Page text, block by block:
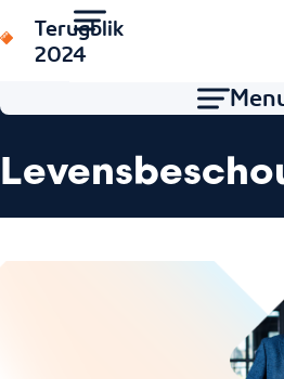
Terugblik
2024